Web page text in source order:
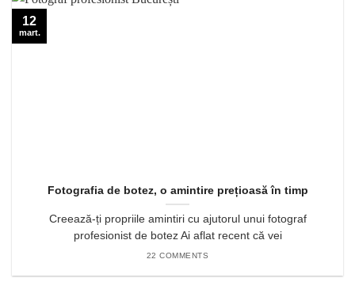
Fotografia de botez, o amintire prețioasă în timp
Creează-ți propriile amintiri cu ajutorul unui fotograf
profesionist de botez Ai aflat recent că vei
22 COMMENTS
12
mart.